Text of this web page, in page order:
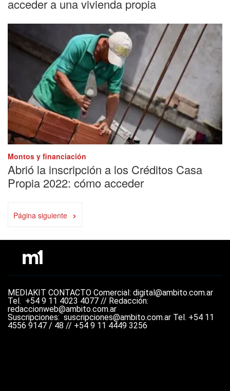
acceder a una vivienda propia
Montos y financiación
Abrió la inscripción a los Créditos Casa
Propia 2022: cómo acceder
Página siguiente ›
MEDIAKIT CONTACTO Comercial: digital@ambito.com.ar
Tel. +54 9 11 4023 4077 // Redacción:
redaccionweb@ambito.com.ar
Suscripciones: suscripciones@ambito.com.ar Tel. +54 11
4556 9147 / 48 // +54 9 11 4449 3256